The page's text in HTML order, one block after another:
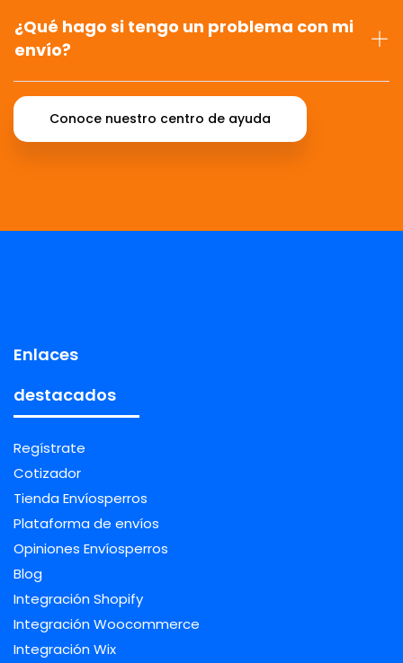
¿Qué hago si tengo un problema con mi
envío?
Conoce nuestro centro de ayuda
Enlaces
destacados
Regístrate
Cotizador
Tienda Envíosperros
Plataforma de envíos
Opiniones Envíosperros
Blog
Integración Shopify
Integración Woocommerce
Integración Wix